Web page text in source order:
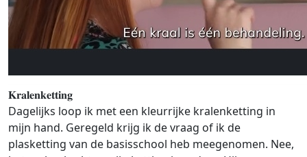
𝐊𝐫𝐚𝐥𝐞𝐧𝐤𝐞𝐭𝐭𝐢𝐧𝐠
Dagelijks loop ik met een kleurrijke kralenketting in
mijn hand. Geregeld krijg ik de vraag of ik de
plasketting van de basisschool heb meegenomen. Nee,